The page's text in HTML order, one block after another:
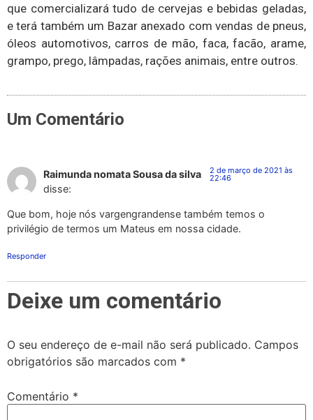
que comercializará tudo de cervejas e bebidas geladas,
e terá também um Bazar anexado com vendas de pneus,
óleos automotivos, carros de mão, faca, facão, arame,
grampo, prego, lâmpadas, rações animais, entre outros.
Um Comentário
Raimunda nomata Sousa da silva
disse:
2 de março de 2021 às
22:46
Que bom, hoje nós vargengrandense também temos o
privilégio de termos um Mateus em nossa cidade.
Responder
Deixe um comentário
O seu endereço de e-mail não será publicado. Campos
obrigatórios são marcados com *
Comentário *